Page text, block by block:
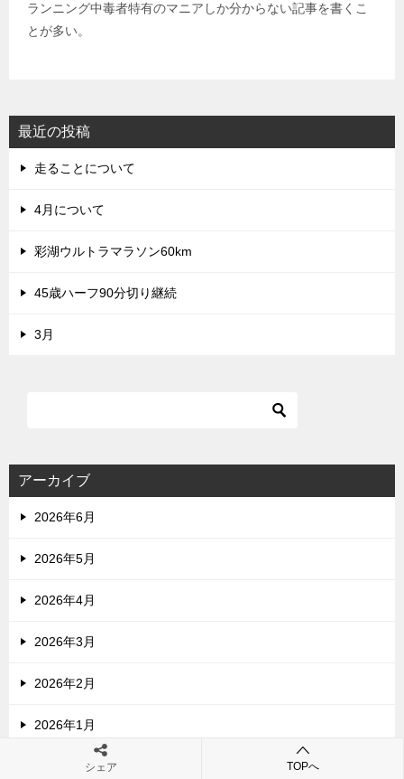
ランニング中毒者特有のマニアしか分からない記事を書くこ
とが多い。
最近の投稿
走ることについて
4月について
彩湖ウルトラマラソン60km
45歳ハーフ90分切り継続
3月
アーカイブ
2026年6月
2026年5月
2026年4月
2026年3月
2026年2月
2026年1月
2025年12月シェア TOPへ